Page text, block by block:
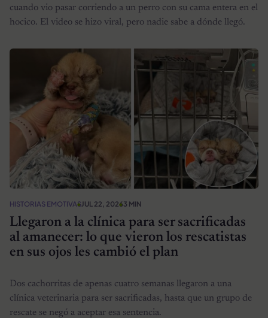
cuando vio pasar corriendo a un perro con su cama entera en el
hocico. El video se hizo viral, pero nadie sabe a dónde llegó.
HISTORIAS EMOTIVASJUL 22, 20263 MIN
Llegaron a la clínica para ser sacrificadas
al amanecer: lo que vieron los rescatistas
en sus ojos les cambió el plan
Dos cachorritas de apenas cuatro semanas llegaron a una
clínica veterinaria para ser sacrificadas, hasta que un grupo de
rescate se negó a aceptar esa sentencia.